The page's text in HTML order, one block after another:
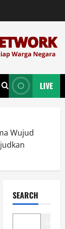
LIVE
Wujud
SEARCH